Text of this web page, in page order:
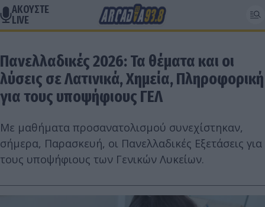
ΑΚΟΥΣΤΕ
LIVE
Πανελλαδικές 2026: Τα θέματα και οι
λύσεις σε Λατινικά, Χημεία, Πληροφορική
για τους υποψήφιους ΓΕΛ
Με μαθήματα προσανατολισμού συνεχίστηκαν,
σήμερα, Παρασκευή, οι Πανελλαδικές Εξετάσεις για
τους υποψήφιους των Γενικών Λυκείων.